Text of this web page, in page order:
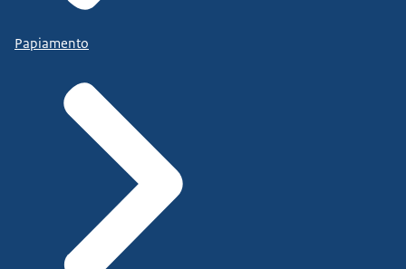
Papiamento